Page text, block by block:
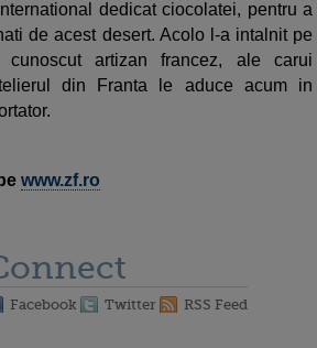
dedicat ciocolatei, pentru a
de acest desert. Acolo l-a intalnit pe
artizan francez, ale carui
din Franta le aduce acum in
www.zf.ro
Facebook Twitter RSS Feed